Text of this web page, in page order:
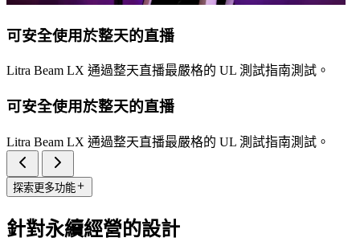
可安全使用於整天的直播
Litra Beam LX 通過整天直播最嚴格的 UL 測試指南測試。
可安全使用於整天的直播
Litra Beam LX 通過整天直播最嚴格的 UL 測試指南測試。
探索更多功能
針對永續經營的設計